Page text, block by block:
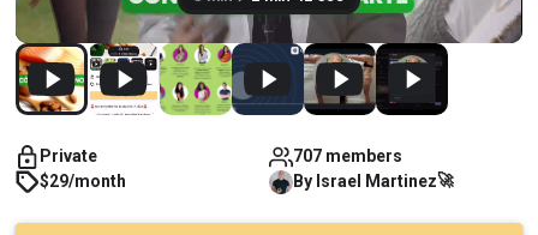
Private
707 members
$29/month
By Israel Martinez🚀